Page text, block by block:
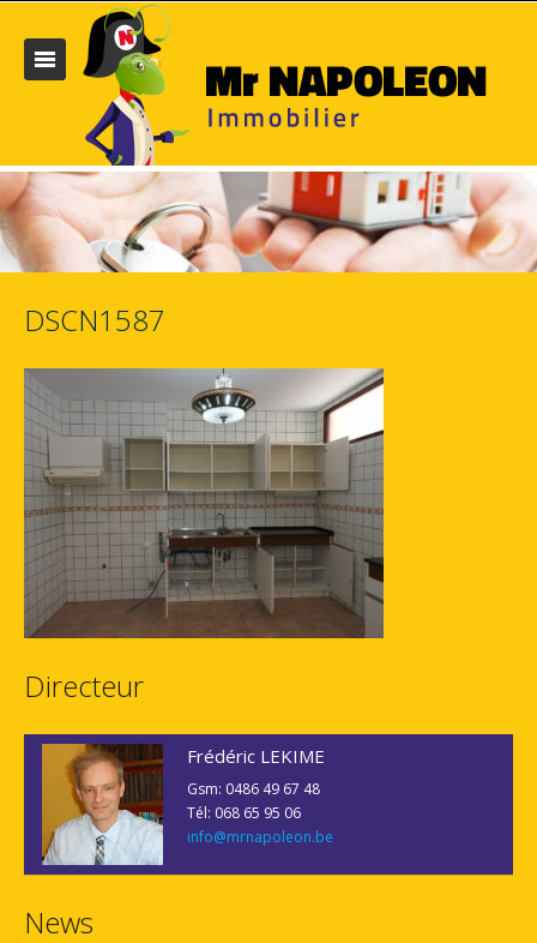
DSCN1587
Directeur
Frédéric LEKIME
Gsm: 0486 49 67 48
Tél: 068 65 95 06
info@mrnapoleon.be
News